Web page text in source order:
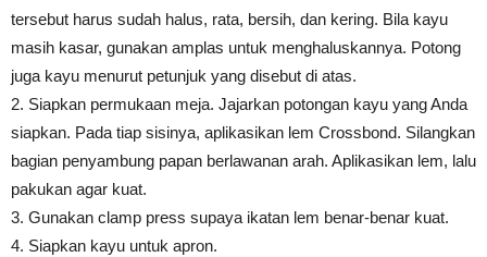
tersebut harus sudah halus, rata, bersih, dan kering. Bila kayu
masih kasar, gunakan amplas untuk menghaluskannya. Potong
juga kayu menurut petunjuk yang disebut di atas.
2. Siapkan permukaan meja. Jajarkan potongan kayu yang Anda
siapkan. Pada tiap sisinya, aplikasikan lem Crossbond. Silangkan
bagian penyambung papan berlawanan arah. Aplikasikan lem, lalu
pakukan agar kuat.
3. Gunakan clamp press supaya ikatan lem benar-benar kuat.
4. Siapkan kayu untuk apron.